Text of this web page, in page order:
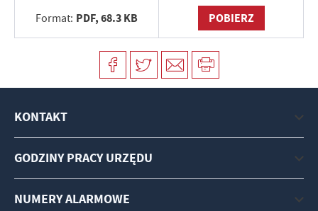
Format: PDF,68.3 KB POBIERZ
KONTAKT
GODZINY PRACY URZĘDU
NUMERY ALARMOWE